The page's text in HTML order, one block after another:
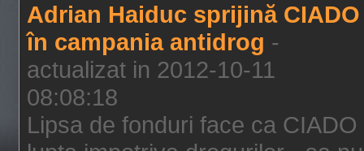
Adrian Haiduc sprijină CIADO
în campania antidrog -
actualizat in 2012-10-11
08:08:18
Lipsa de fonduri face ca